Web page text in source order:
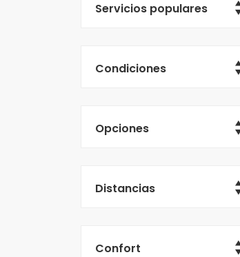
Servicios populares
Condiciones
Opciones
Distancias
Confort